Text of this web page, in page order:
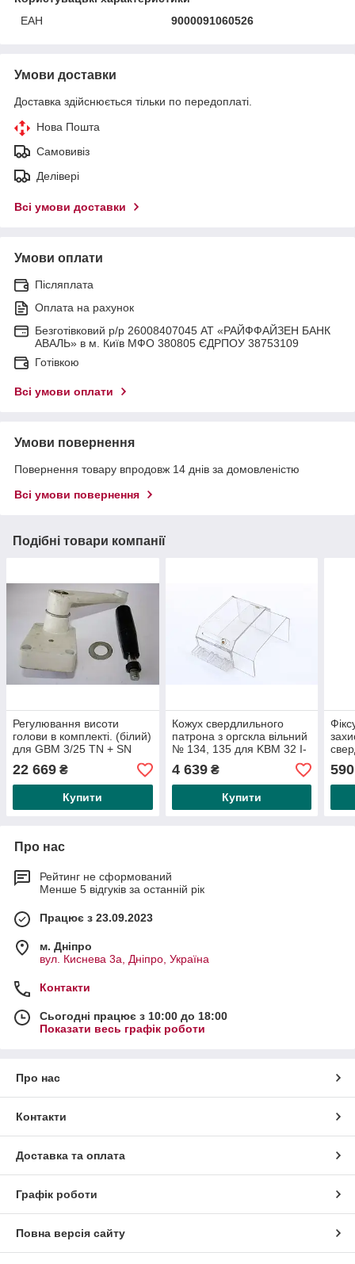
ЕАН
9000091060526
Умови доставки
Доставка здійснюється тільки по передоплаті.
Нова Пошта
Самовивіз
Делівері
Всі умови доставки
Умови оплати
Післяплата
Оплата на рахунок
Безготівковий р/р 26008407045 АТ «РАЙФФАЙЗЕН БАНК
АВАЛЬ» в м. Київ МФО 380805 ЄДРПОУ 38753109
Готівкою
Всі умови оплати
Умови повернення
Повернення товару впродовж 14 днів за домовленістю
Всі умови повернення
Подібні товари компанії
Регулювання висоти
голови в комплекті. (білий)
для GBM 3/25 TN + SN
22 669 ₴
Купити
Кожух свердлильного
патрона з оргскла вільний
№ 134, 135 для KBM 32 I-
Vario
4 639₴
Купити
590
Про нас
Рейтинг не сформований
Менше 5 відгуків за останній рік
Працює з 23.09.2023
м. Дніпро
вул. Киснева 3а, Дніпро, Україна
Контакти
Сьогодні працює з 10:00 до 18:00
Показати весь графік роботи
Про нас
Контакти
Доставка та оплата
Графік роботи
Повна версія сайту